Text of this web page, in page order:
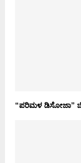
“ಪರಿಮಳ ಡಿಸೋಜಾ”